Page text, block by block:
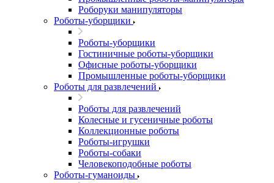
Роборуки манипуляторы
Роботы-уборщики
Роботы-уборщики
Гостиничные роботы-уборщики
Офисные роботы-уборщики
Промышленные роботы-уборщики
Роботы для развлечений
Роботы для развлечений
Колесные и гусеничные роботы
Коллекционные роботы
Роботы-игрушки
Роботы-собаки
Человекоподобные роботы
Роботы-гуманоиды